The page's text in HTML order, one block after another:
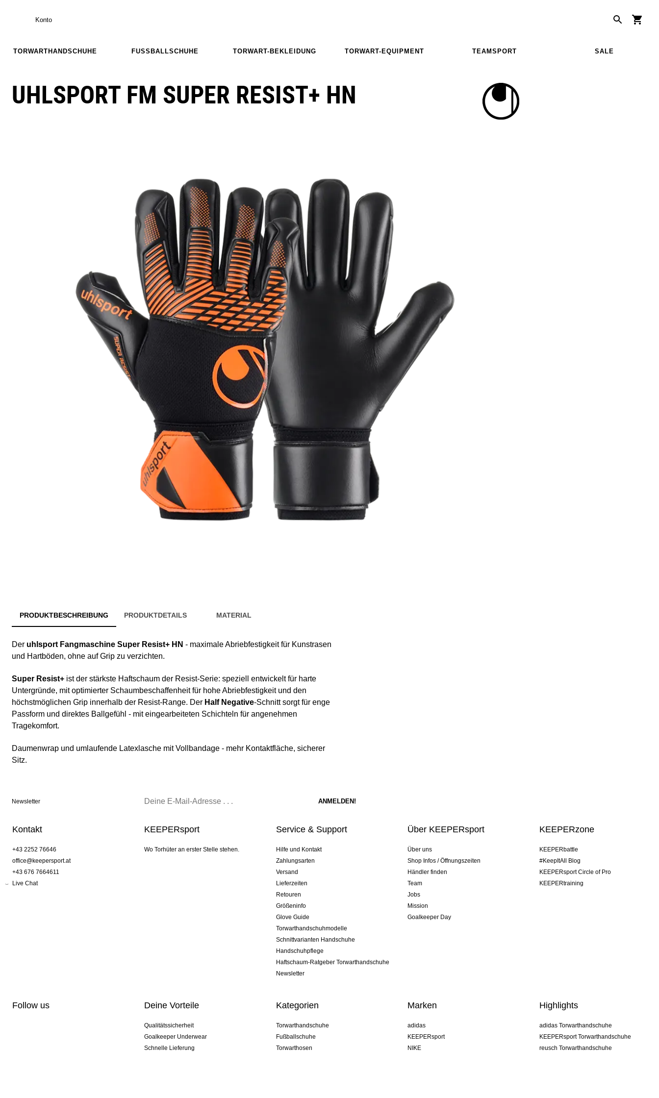
Konto
TORWARTHANDSCHUHE FUSSBALLSCHUHE TORWART-BEKLEIDUNG TORWART-EQUIPMENT TEAMSPORT SALE
UHLSPORT FM SUPER RESIST+ HN
PRODUKTBESCHREIBUNG PRODUKTDETAILS MATERIAL
Der uhlsport Fangmaschine Super Resist+ HN - maximale Abriebfestigkeit für Kunstrasen
und Hartböden, ohne auf Grip zu verzichten.
Super Resist+ ist der stärkste Haftschaum der Resist-Serie: speziell entwickelt für harte
Untergründe, mit optimierter Schaumbeschaffenheit für hohe Abriebfestigkeit und den
höchstmöglichen Grip innerhalb der Resist-Range. Der Half Negative-Schnitt sorgt für enge
Passform und direktes Ballgefühl - mit eingearbeiteten Schichteln für angenehmen
Tragekomfort.
Daumenwrap und umlaufende Latexlasche mit Vollbandage - mehr Kontaktfläche, sicherer
Sitz.
Newsletter
Kontakt
+43 2252 76646
office@keepersport.at
+43 676 7664611
Live Chat
KEEPERsport
Wo Torhüter an erster Stelle stehen.
Service & Support
Hilfe und Kontakt
Zahlungsarten
Versand
Lieferzeiten
Retouren
Größeninfo
Glove Guide
Torwarthandschuhmodelle
Schnittvarianten Handschuhe
Handschuhpflege
Haftschaum-Ratgeber Torwarthandschuhe
Newsletter
Über KEEPERsport
Über uns
Shop Infos / Öffnungszeiten
Händler finden
Team
Jobs
Mission
Goalkeeper Day
KEEPERzone
KEEPERbattle
#KeepItAll Blog
KEEPERsport Circle of Pro
KEEPERtraining
Follow us Deine Vorteile
Qualitätssicherheit
Goalkeeper Underwear
Schnelle Lieferung
Kategorien
Torwarthandschuhe
Fußballschuhe
Torwarthosen
Marken
adidas
KEEPERsport
NIKE
Highlights
adidas Torwarthandschuhe
KEEPERsport Torwarthandschuhe
reusch Torwarthandschuhe